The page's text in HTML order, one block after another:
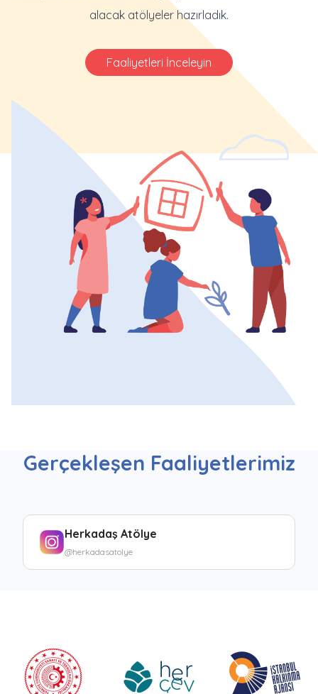
alacak atölyeler hazırladık.
Faaliyetleri İnceleyin
Gerçekleşen Faaliyetlerimiz
Herkadaş Atölye
@herkadasatolye